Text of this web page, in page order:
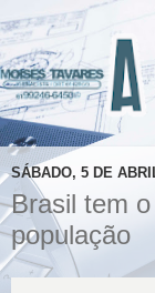
SÁBADO, 5 DE
Brasil tem
população